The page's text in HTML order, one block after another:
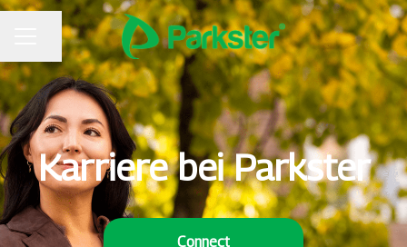
KARRIEREMENÜ
Seite teilen
Karriere bei Parkster
Connect